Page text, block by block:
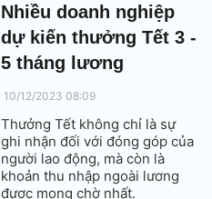
Nhiều doanh nghiệp
dự kiến thưởng Tết 3 -
5 tháng lương
10/12/2023 08:09
Thưởng Tết không chỉ là sự
ghi nhận đối với đóng góp của
người lao động, mà còn là
khoản thu nhập ngoài lương
được mong chờ nhất.